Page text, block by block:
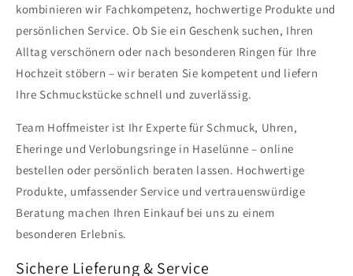
kombinieren wir Fachkompetenz, hochwertige Produkte und
persönlichen Service. Ob Sie ein Geschenk suchen, Ihren
Alltag verschönern oder nach besonderen Ringen für Ihre
Hochzeit stöbern – wir beraten Sie kompetent und liefern
Ihre Schmuckstücke schnell und zuverlässig.
Team Hoffmeister ist Ihr Experte für Schmuck, Uhren,
Eheringe und Verlobungsringe in Haselünne – online
bestellen oder persönlich beraten lassen. Hochwertige
Produkte, umfassender Service und vertrauenswürdige
Beratung machen Ihren Einkauf bei uns zu einem
besonderen Erlebnis.
Sichere Lieferung & Service